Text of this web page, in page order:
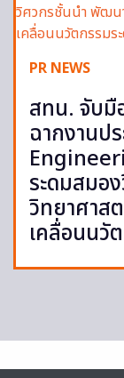
PR NEWS
สทน. จับมื
ฉากงานป
ระดมสมอ
วิทยาศาส
เคลื่อนนวั